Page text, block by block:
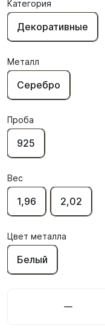
Категория
Декоративные
Металл
Серебро
Проба
925
Вес
1,96 2,02
Цвет металла
Белый